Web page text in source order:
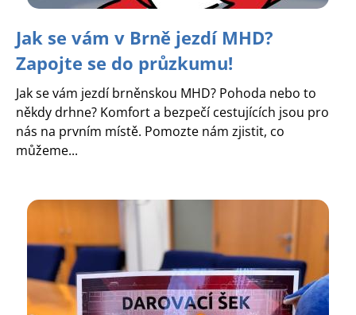
Jak se vám v Brně jezdí MHD?
Zapojte se do průzkumu!
Jak se vám jezdí brněnskou MHD? Pohoda nebo to
někdy drhne? Komfort a bezpečí cestujících jsou pro
nás na prvním místě. Pomozte nám zjistit, co
můžeme...